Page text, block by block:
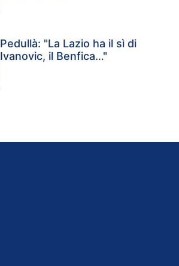
Pedullà: "La Lazio ha il sì di
Ivanovic, il Benfica…"